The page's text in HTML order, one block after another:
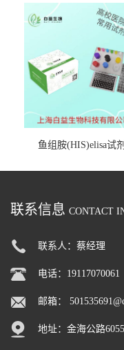
鱼组胺(HIS)elisa试
联系信息 CONTACT
联系人：蔡经理
电话：19117070061
邮箱：
地址：金海公路